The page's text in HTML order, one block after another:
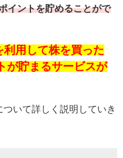
イントを貯めることがで
利用して株を買った
が貯まるサービスが
いて詳しく説明していき